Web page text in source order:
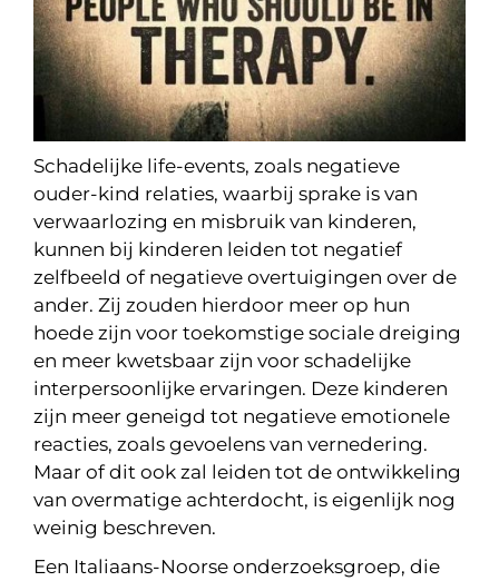
Schadelijke life-events, zoals negatieve
ouder-kind relaties, waarbij sprake is van
verwaarlozing en misbruik van kinderen,
kunnen bij kinderen leiden tot negatief
zelfbeeld of negatieve overtuigingen over de
ander. Zij zouden hierdoor meer op hun
hoede zijn voor toekomstige sociale dreiging
en meer kwetsbaar zijn voor schadelijke
interpersoonlijke ervaringen. Deze kinderen
zijn meer geneigd tot negatieve emotionele
reacties, zoals gevoelens van vernedering.
Maar of dit ook zal leiden tot de ontwikkeling
van overmatige achterdocht, is eigenlijk nog
weinig beschreven.
Een Italiaans-Noorse onderzoeksgroep, die